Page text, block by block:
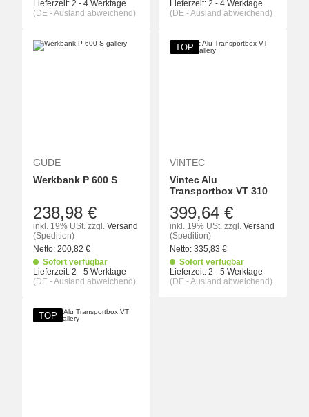
Lieferzeit: 2 - 4 Werktage
(DE - Ausland abweichend)
Lieferzeit: 2 - 4 Werktage
(DE - Ausland abweichend)
GÜDE
Werkbank P 600 S
238,98 €
inkl. 19% USt. zzgl. Versand
(Spedition)
Netto: 200,82 €
Sofort verfügbar
Lieferzeit: 2 - 5 Werktage
(DE - Ausland abweichend)
TOP
VINTEC
Vintec Alu
Transportbox VT 310
399,64 €
inkl. 19% USt. zzgl. Versand
(Spedition)
Netto: 335,83 €
Sofort verfügbar
Lieferzeit: 2 - 5 Werktage
(DE - Ausland abweichend)
TOP